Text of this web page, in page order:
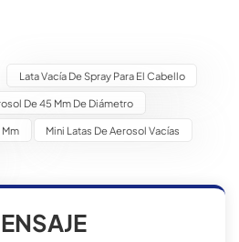
Lata Vacía De Spray Para El Cabello
De 45 Mm De Diámetro
Mini Latas De Aerosol Vacías